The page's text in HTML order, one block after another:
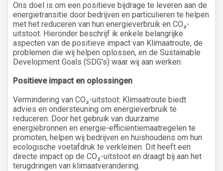
Ons doel is om een positieve bijdrage te leveren aan de
energietransitie door bedrijven en particulieren te helpen
met het reduceren van hun energieverbruik en CO₂-
uitstoot. Hieronder beschrijf ik enkele belangrijke
aspecten van de positieve impact van Klimaatroute, de
problemen die wij helpen oplossen, en de Sustainable
Development Goals (SDG's) waar wij aan werken:
Positieve impact en oplossingen
Vermindering van CO₂-uitstoot: Klimaatroute biedt
advies en ondersteuning om energieverbruik te
reduceren. Door het gebruik van duurzame
energiebronnen en energie-efficiëntiemaatregelen te
promoten, helpen wij bedrijven en huishoudens om hun
ecologische voetafdruk te verkleinen. Dit heeft een
directe impact op de CO₂-uitstoot en draagt bij aan het
terugdringen van klimaatverandering.